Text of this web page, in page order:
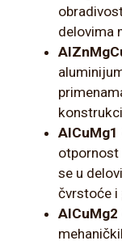
delovima
AlCuMg1
otpornost
se u
čvrstoće i
AlCuMg2